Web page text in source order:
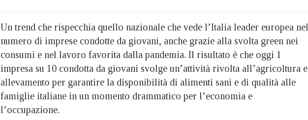
Un trend che rispecchia quello nazionale che vede l’Italia leader europea nel
numero di imprese condotte da giovani, anche grazie alla svolta green nei
consumi e nel lavoro favorita dalla pandemia. Il risultato è che oggi 1
impresa su 10 condotta da giovani svolge un’attività rivolta all’agricoltura e
allevamento per garantire la disponibilità di alimenti sani e di qualità alle
famiglie italiane in un momento drammatico per l’economia e
l’occupazione.